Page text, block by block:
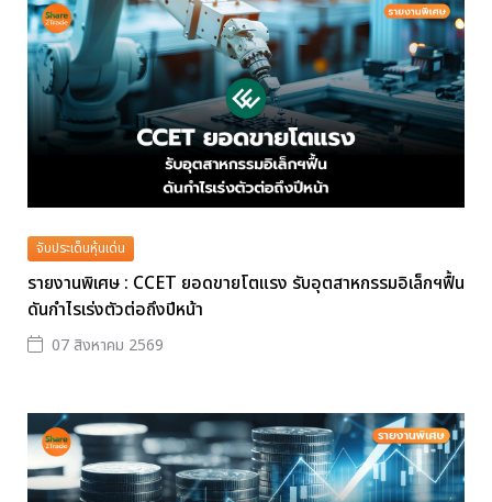
จับประเด็นหุ้นเด่น
รายงานพิเศษ : CCET ยอดขายโตแรง รับอุตสาหกรรมอิเล็กฯฟื้น
ดันกำไรเร่งตัวต่อถึงปีหน้า
07 สิงหาคม 2569